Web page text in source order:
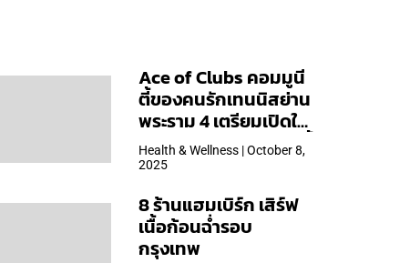
Ace of Clubs คอมมูนี
ตี้ของคนรักเทนนิสย่าน
พระราม 4 เตรียมเปิดให้
บริการวันแรก 19 ต.ค. นี้
Health & Wellness | October 8,
2025
8 ร้านแฮมเบิร์ก เสิร์ฟ
เนื้อก้อนฉ่ำรอบ
กรุงเทพ